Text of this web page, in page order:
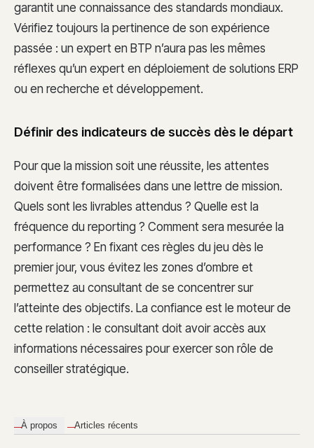
garantit une connaissance des standards mondiaux.
Vérifiez toujours la pertinence de son expérience
passée : un expert en BTP n’aura pas les mêmes
réflexes qu’un expert en déploiement de solutions ERP
ou en recherche et développement.
Définir des indicateurs de succès dès le départ
Pour que la mission soit une réussite, les attentes
doivent être formalisées dans une lettre de mission.
Quels sont les livrables attendus ? Quelle est la
fréquence du reporting ? Comment sera mesurée la
performance ? En fixant ces règles du jeu dès le
premier jour, vous évitez les zones d’ombre et
permettez au consultant de se concentrer sur
l’atteinte des objectifs. La confiance est le moteur de
cette relation : le consultant doit avoir accès aux
informations nécessaires pour exercer son rôle de
conseiller stratégique.
À propos Articles récents